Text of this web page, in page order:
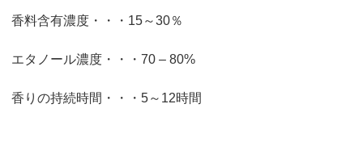
香料含有濃度・・・15～30％
エタノール濃度・・・70 – 80%
香りの持続時間・・・5～12時間